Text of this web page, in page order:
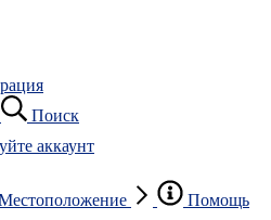
Поиск
аккаунт
Помощь